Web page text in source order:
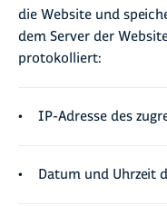
die Website und
dem Server der
protokolliert:
IP-Adresse des
Datum und Uhrzeit